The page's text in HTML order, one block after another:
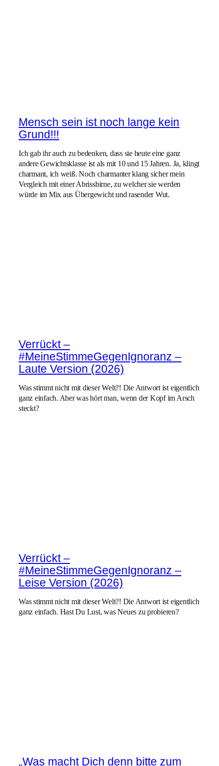
Mensch sein ist noch lange kein
Grund!!!
Ich gab ihr auch zu bedenken, dass sie heute eine ganz
andere Gewichtsklasse ist als mit 10 und 15 Jahren. Ja, klingt
charmant, ich weiß. Noch charmanter klang sicher mein
Vergleich mit einer Abrissbirne, zu welcher sie werden
würde im Mix aus Übergewicht und rasender Wut.
Verrückt –
#MeineStimmeGegenIgnoranz –
Laute Version (2026)
Was stimmt nicht mit dieser Welt?! Die Antwort ist eigentlich
ganz einfach. Aber was hört man, wenn der Kopf im Arsch
steckt?
Verrückt –
#MeineStimmeGegenIgnoranz –
Leise Version (2026)
Was stimmt nicht mit dieser Welt?! Die Antwort ist eigentlich
ganz einfach. Hast Du Lust, was Neues zu probieren?
„Was macht Dich denn bitte zum